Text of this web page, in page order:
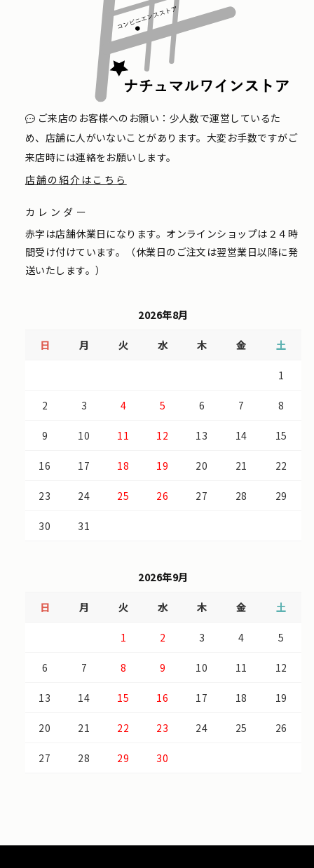
ご来店のお客様へのお願い：少人数で運営しているた
め、店舗に人がいないことがあります。大変お手数ですがご
来店時には連絡をお願いします。
店舗の紹介はこちら
カレンダー
赤字は店舗休業日になります。オンラインショップは２４時
間受け付けています。（休業日のご注文は翌営業日以降に発
送いたします。）
2026年8月
日 月 火 水 木 金 土
1
2 3 4 5 6 7 8
9 10 11 12 13 14 15
16 17 18 19 20 21 22
23 24 25 26 27 28 29
30 31
2026年9月
日 月 火 水 木 金 土
1 2 3 4 5
6 7 8 9 10 11 12
13 14 15 16 17 18 19
20 21 22 23 24 25 26
27 28 29 30